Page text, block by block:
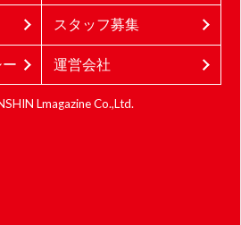
スタッフ募集
運営会社
Lmagazine Co.,Ltd.